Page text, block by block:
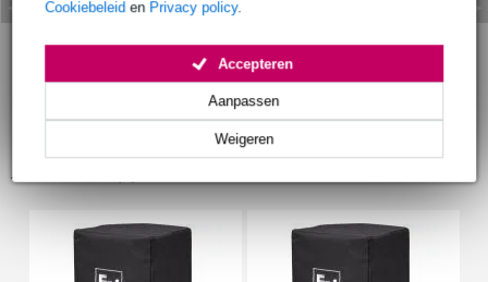
Cookiebeleid en Privacy policy.
Weigeren
Aanpassen
Accepteren